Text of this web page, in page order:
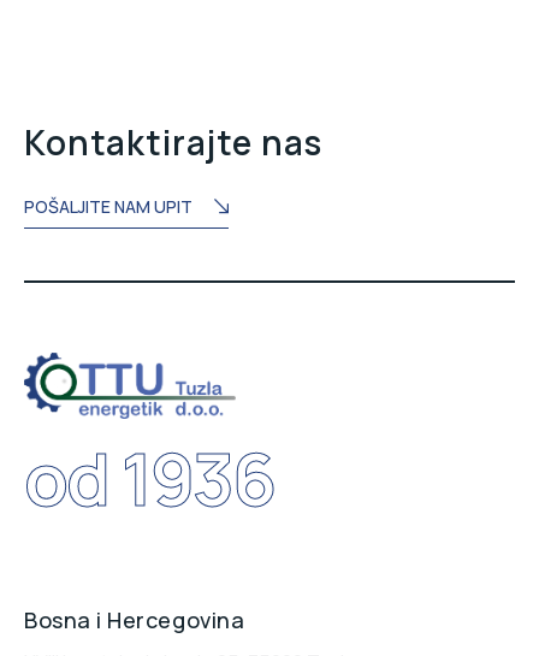
Kontaktirajte nas
POŠALJITE NAM UPIT
od 1936
Bosna i Hercegovina